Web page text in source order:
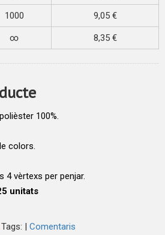
1000 9,05 €
∞ 8,35 €
100%.
colors.
4 vèrtexs per penjar.
unitats
Tags: | Comentaris